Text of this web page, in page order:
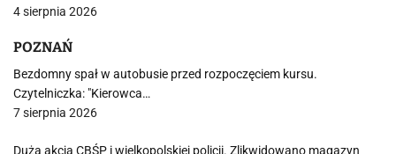
4 sierpnia 2026
POZNAŃ
Bezdomny spał w autobusie przed rozpoczęciem kursu.
Czytelniczka: "Kierowca…
7 sierpnia 2026
Duża akcja CBŚP i wielkopolskiej policji. Zlikwidowano magazyn